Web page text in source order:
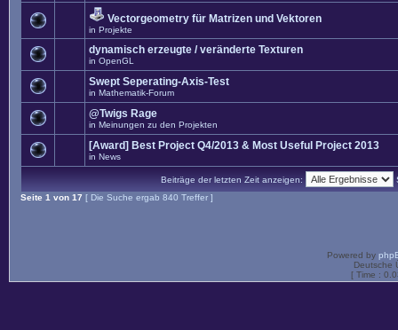
Vectorgeometry für Matrizen und Vektoren
in Projekte
dynamisch erzeugte / veränderte Texturen
in OpenGL
Swept Seperating-Axis-Test
in Mathematik-Forum
@Twigs Rage
in Meinungen zu den Projekten
[Award] Best Project Q4/2013 & Most Useful Project 2013
in News
Beiträge der letzten Zeit anzeigen:
Seite 1 von 17 [ Die Suche ergab 840 Treffer ]
Powered by
Deutsche
[ Time :